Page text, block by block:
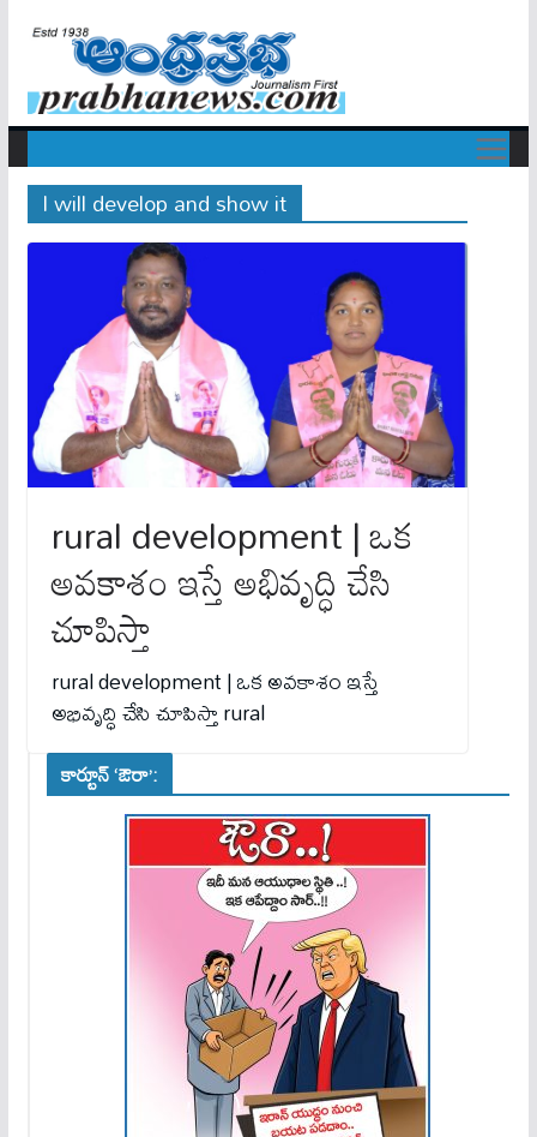
I will develop and show it
rural development | ఒక
అవకాశం ఇస్తే అభివృద్ధి చేసి
చూపిస్తా
rural development | ఒక అవకాశం ఇస్తే
అభివృద్ధి చేసి చూపిస్తా rural
కార్టూన్ ‘ఔరా’: